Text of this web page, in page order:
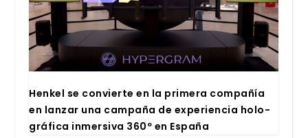
Hen­kel se con­vier­te en la pri­me­ra com­pa­ñía
en lan­zar una cam­pa­ña de expe­rien­cia holo­
grá­fi­ca inmer­si­va 360º en Espa­ña